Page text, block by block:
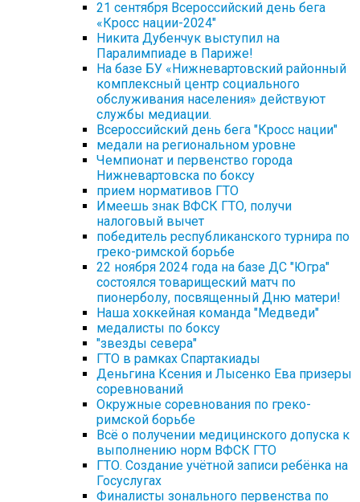
21 сентября Всероссийский день бега
«Кросс нации-2024"
Никита Дубенчук выступил на
Паралимпиаде в Париже!
На базе БУ «Нижневартовский районный
комплексный центр социального
обслуживания населения» действуют
службы медиации.
Всероссийский день бега "Кросс нации"
медали на региональном уровне
Чемпионат и первенство города
Нижневартовска по боксу
прием нормативов ГТО
Имеешь знак ВФСК ГТО, получи
налоговый вычет
победитель республиканского турнира по
греко-римской борьбе
22 ноября 2024 года на базе ДС "Югра"
состоялся товарищеский матч по
пионерболу, посвященный Дню матери!
Наша хоккейная команда "Медведи"
медалисты по боксу
"звезды севера"
ГТО в рамках Спартакиады
Деньгина Ксения и Лысенко Ева призеры
соревнований
Окружные соревнования по греко-
римской борьбе
Всё о получении медицинского допуска к
выполнению норм ВФСК ГТО
ГТО. Создание учётной записи ребёнка на
Госуслугах
Финалисты зонального первенства по